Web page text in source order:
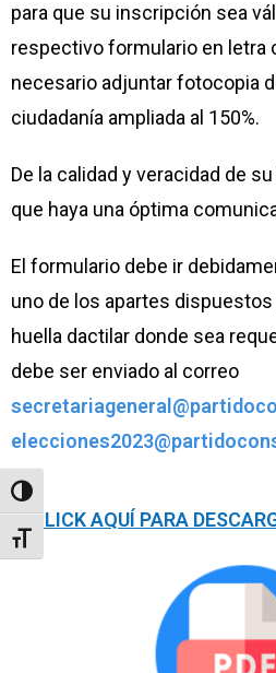
Toggle High Contrast
Toggle Font size
para que su inscripción sea
respectivo formulario en letra
necesario adjuntar fotocopia
ciudadanía ampliada al 150%.
De la calidad y veracidad de
que haya una óptima
El formulario debe ir
uno de los apartes dispuestos
huella dactilar donde sea
debe ser enviado al correo
CLICK AQUÍ PARA